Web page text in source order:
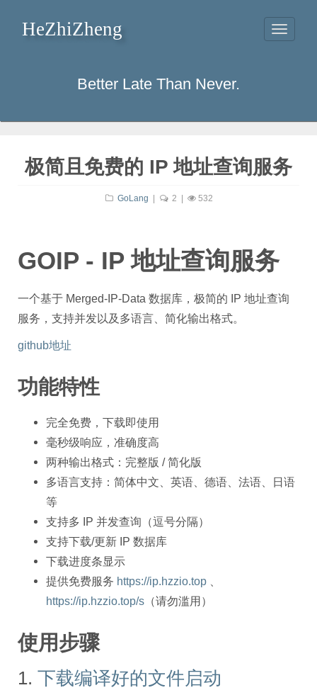
Toggle
HeZhiZheng
Better Late Than Never.
极简且免费的 IP 地址查询服务
GoLang 2 532
GOIP - IP 地址查询服务
一个基于 Merged-IP-Data 数据库，极简的 IP 地址查询
服务，支持并发以及多语言、简化输出格式。
github地址
功能特性
完全免费，下载即使用
毫秒级响应，准确度高
两种输出格式：完整版 / 简化版
多语言支持：简体中文、英语、德语、法语、日语
等
支持多 IP 并发查询（逗号分隔）
支持下载/更新 IP 数据库
下载进度条显示
提供免费服务 https://ip.hzzio.top
https://ip.hzzio.top/s （请勿滥用）
使用步骤
1. 下载编译好的文件启动